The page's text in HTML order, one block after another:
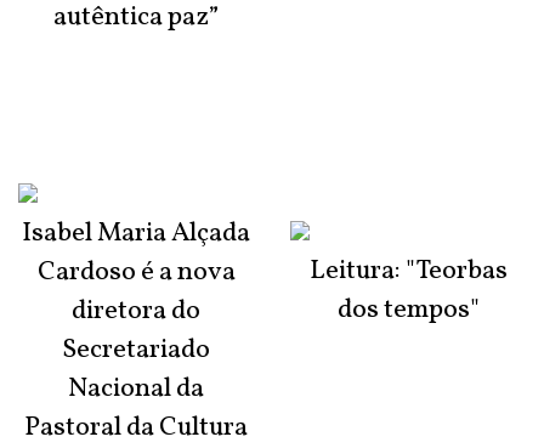
autêntica paz”
Isabel Maria Alçada
Cardoso é a nova
diretora do
Secretariado
Nacional da
Pastoral da Cultura
Leitura: "Teorbas
dos tempos"